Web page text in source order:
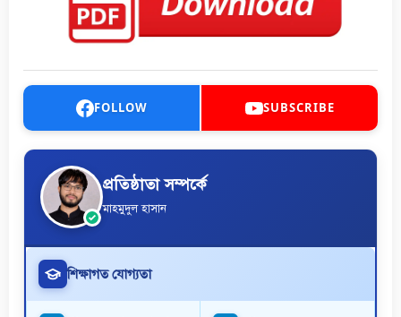
FOLLOW SUBSCRIBE
প্রতিষ্ঠাতা সম্পর্কে
মাহমুদুল হাসান
শিক্ষাগত যোগ্যতা